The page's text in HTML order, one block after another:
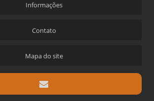
Informações
Contato
Mapa do site